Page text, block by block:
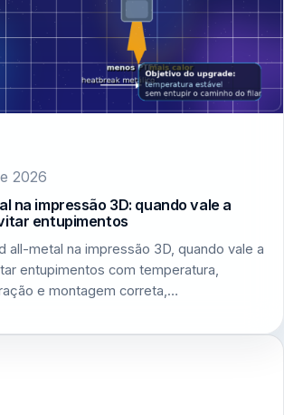
2026
na impressão 3D: quando vale a
entupimentos
all-metal na impressão 3D, quando vale a
entupimentos com temperatura,
e montagem correta,…